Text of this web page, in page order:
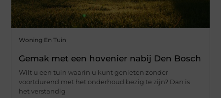
Woning En Tuin
Gemak met een hovenier nabij Den Bosch
Wilt u een tuin waarin u kunt genieten zonder
voortdurend met het onderhoud bezig te zijn? Dan is
het verstandig